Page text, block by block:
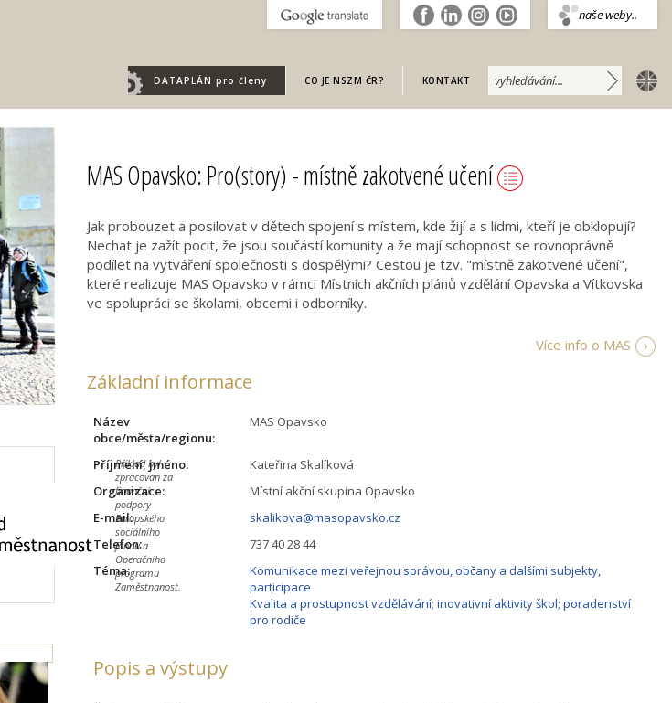
naše weby..
.
DATAPLÁN pro členy CO JE NSZM ČR? KONTAKT english
Příklad byl
zpracován za
finanční
podpory
Evropského
sociálního
fondu a
Operačního
programu
Zaměstnanost.
MAS Opavsko: Pro(story) - místně zakotvené učení
Jak probouzet a posilovat v dětech spojení s místem, kde žijí a s lidmi, kteří je obklopují?
Nechat je zažít pocit, že jsou součástí komunity a že mají schopnost se rovnoprávně
podílet na vytváření společnosti s dospělými? Cestou je tzv. "místně zakotvené učení",
které realizuje MAS Opavsko v rámci Místních akčních plánů vzdělání Opavska a Vítkovska
ve spolupráci se školami, obcemi i odborníky.
Více info o MAS
Základní informace
Název
obce/města/regionu:
MAS Opavsko
Příjmení, jméno:
Kateřina Skalíková
Organizace:
Místní akční skupina Opavsko
E-mail:
skalikova@masopavsko.cz
Telefon:
737 40 28 44
Téma:
Komunikace mezi veřejnou správou, občany a dalšími subjekty,
participace
Kvalita a prostupnost vzdělávání; inovativní aktivity škol; poradenství
pro rodiče
Popis a výstupy